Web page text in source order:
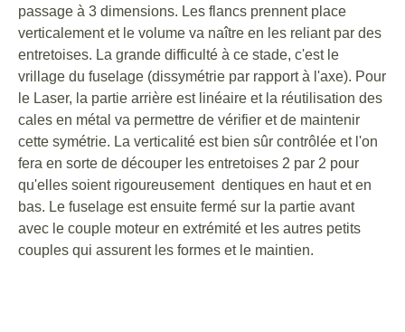
passage à 3 dimensions. Les flancs prennent place
verticalement et le volume va naître en les reliant par des
entretoises. La grande difficulté à ce stade, c'est le
vrillage du fuselage (dissymétrie par rapport à l'axe). Pour
le Laser, la partie arrière est linéaire et la réutilisation des
cales en métal va permettre de vérifier et de maintenir
cette symétrie. La verticalité est bien sûr contrôlée et l'on
fera en sorte de découper les entretoises 2 par 2 pour
qu'elles soient rigoureusement dentiques en haut et en
bas. Le fuselage est ensuite fermé sur la partie avant
avec le couple moteur en extrémité et les autres petits
couples qui assurent les formes et le maintien.